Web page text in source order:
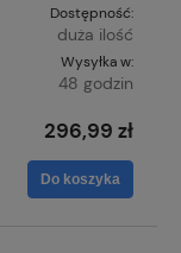
Dostępność:
duża ilość
Wysyłka w:
48 godzin
296,99 zł
Do koszyka